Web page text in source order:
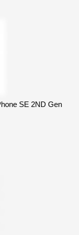
SE 2ND Gen